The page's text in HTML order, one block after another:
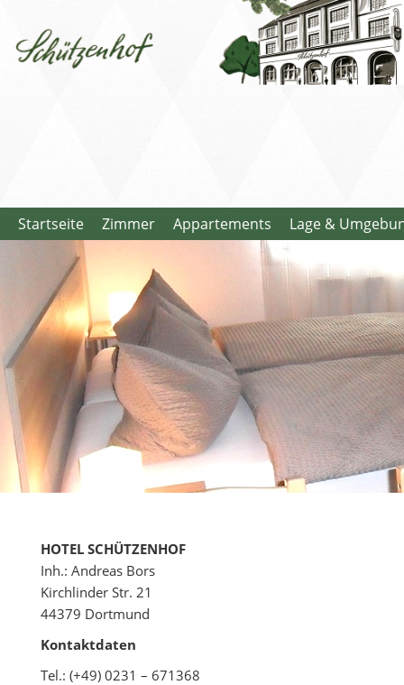
Startseite Zimmer Appartements Lage &
HOTEL SCHÜTZENHOF
Inh.: Andreas Bors
Kirchlinder Str. 21
44379 Dortmund
Kontaktdaten
Tel.: (+49) 0231 – 671368